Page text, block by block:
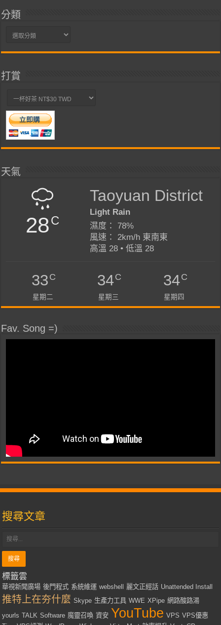
分類
分
打賞
天氣
28C
Taoyuan District
Light Rain
濕度： 78%
風速： 2km/h 東南東
高溫 28 • 低溫 28
33C
星期二
34C
星期三
34C
星期四
Fav. Song =)
搜尋文章
標籤雲
華視新聞廣場 後門程式 系統維運 webshell 麗文正經話 Unattended Install
推特上在夯什麼 Skype 生產力工具 WWE XPipe 網路酸路湯
yourls TALK Software 魔靈召喚 資安 YouTube VPS VPS優惠